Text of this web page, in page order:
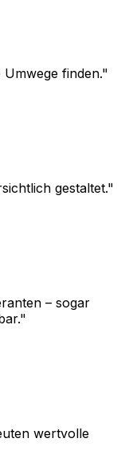
finden."
gestaltet."
– sogar
"
wertvolle